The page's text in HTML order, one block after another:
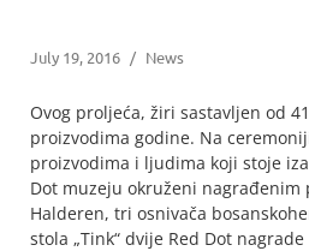
July 19, 2016 / News
Ovog proljeća, žiri sastavljen od
proizvodima godine. Na
proizvodima i ljudima koji stoje
Dot muzeju okruženi nagrađenim
Halderen, tri osnivača
stola „Tink“ dvije Red Dot